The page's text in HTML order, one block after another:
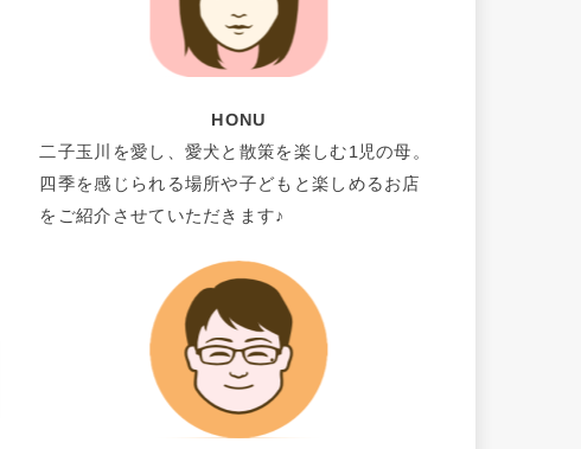
HONU
二子玉川を愛し、愛犬と散策を楽しむ1児の母。
四季を感じられる場所や子どもと楽しめるお店
をご紹介させていただきます♪